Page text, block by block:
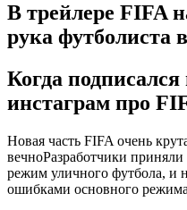
В трейлере FIFA
рука футболиста
Когда
инстаграм про
Новая часть FIFA очень
вечноРазработчики
режим уличного футбола, и
ошибками основного